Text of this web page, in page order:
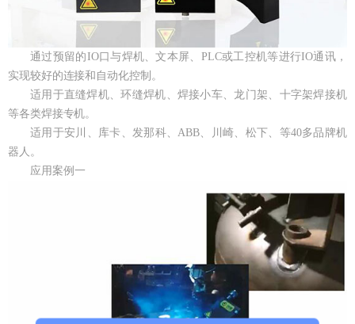
通过预留的IO口与焊机、文本屏、PLC或工控机等进行IO通讯，
实现较好的连接和自动化控制。
适用于直缝焊机、环缝焊机、焊接小车、龙门架、十字架焊接机
等各类焊接专机。
适用于安川、库卡、发那科、ABB、川崎、松下、等40多品牌机
器人。
应用案例一